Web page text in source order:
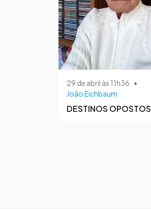
29 de abril às 11h36 •
João Eichbaum
DESTINOS OPOSTOS